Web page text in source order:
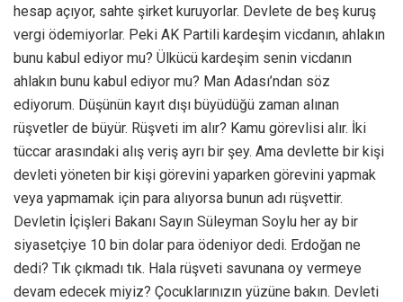
hesap açıyor, sahte şirket kuruyorlar. Devlete de beş kuruş
vergi ödemiyorlar. Peki AK Partili kardeşim vicdanın, ahlakın
bunu kabul ediyor mu? Ülkücü kardeşim senin vicdanın
ahlakın bunu kabul ediyor mu? Man Adası’ndan söz
ediyorum. Düşünün kayıt dışı büyüdüğü zaman alınan
rüşvetler de büyür. Rüşveti im alır? Kamu görevlisi alır. İki
tüccar arasındaki alış veriş ayrı bir şey. Ama devlette bir kişi
devleti yöneten bir kişi görevini yaparken görevini yapmak
veya yapmamak için para alıyorsa bunun adı rüşvettir.
Devletin İçişleri Bakanı Sayın Süleyman Soylu her ay bir
siyasetçiye 10 bin dolar para ödeniyor dedi. Erdoğan ne
dedi? Tık çıkmadı tık. Hala rüşveti savunana oy vermeye
devam edecek miyiz? Çocuklarınızın yüzüne bakın. Devleti